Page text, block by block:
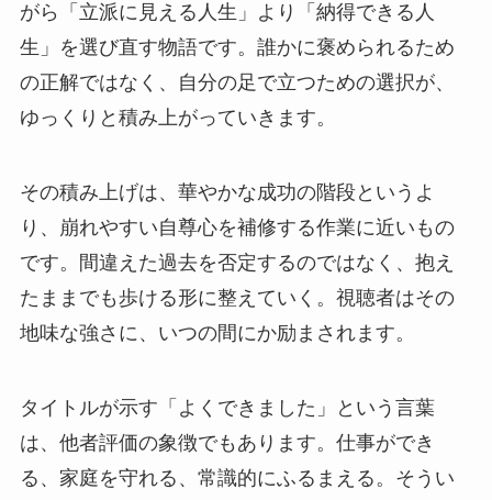
がら「立派に見える人生」より「納得できる人
生」を選び直す物語です。誰かに褒められるため
の正解ではなく、自分の足で立つための選択が、
ゆっくりと積み上がっていきます。
その積み上げは、華やかな成功の階段というよ
り、崩れやすい自尊心を補修する作業に近いもの
です。間違えた過去を否定するのではなく、抱え
たままでも歩ける形に整えていく。視聴者はその
地味な強さに、いつの間にか励まされます。
タイトルが示す「よくできました」という言葉
は、他者評価の象徴でもあります。仕事ができ
る、家庭を守れる、常識的にふるまえる。そうい